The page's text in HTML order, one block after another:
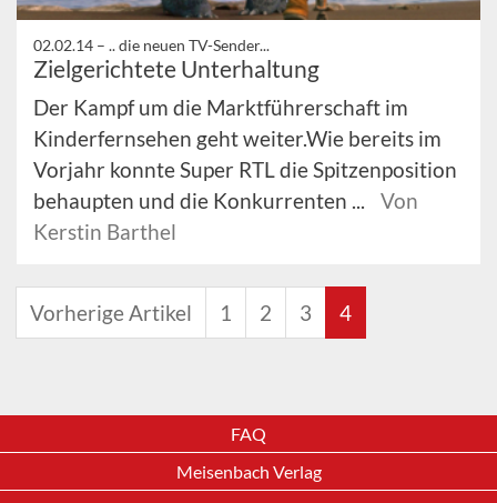
02.02.14 – .. die neuen TV-Sender...
Zielgerichtete Unterhaltung
Der Kampf um die Marktführerschaft im
Kinderfernsehen geht weiter.Wie bereits im
Vorjahr konnte Super RTL die Spitzenposition
behaupten und die Konkurrenten ...
Von
Kerstin Barthel
Vorherige Artikel 1 2 3 4
FAQ
Meisenbach Verlag